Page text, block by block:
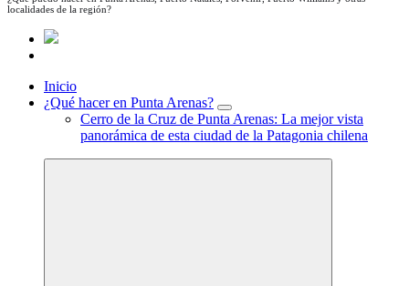
localidades de la región?
Inicio
¿Qué hacer en Punta Arenas?
Cerro de la Cruz de Punta Arenas: La mejor vista
panorámica de esta ciudad de la Patagonia chilena